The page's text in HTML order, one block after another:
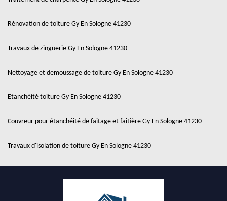
Rénovation de toiture Gy En Sologne 41230
Travaux de zinguerie Gy En Sologne 41230
Nettoyage et demoussage de toiture Gy En Sologne 41230
Etanchéité toiture Gy En Sologne 41230
Couvreur pour étanchéité de faitage et faitière Gy En Sologne 41230
Travaux d'isolation de toiture Gy En Sologne 41230